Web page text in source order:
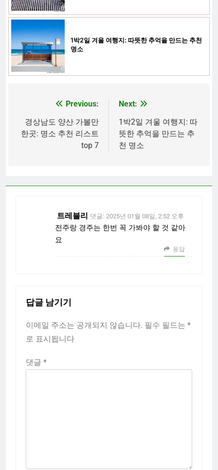
1박2일 겨울 여행지: 따뜻한 추억을 만드는 추천
명소
탐
색
Previous:
경상남도 양산 가볼만
한곳: 명소 추천 리스트
top 7
Next:
1박2일 겨울 여행지: 따
뜻한 추억을 만드는 추
천 명소
트레블리 댓글: 2025년 01월 08일, 2:52 오후
전주랑 경주는 한번 꼭 가봐야 할 것 같아
요
응답
답글 남기기
이메일 주소는 공개되지 않습니다. 필수 필드는 *
로 표시됩니다
댓글 *